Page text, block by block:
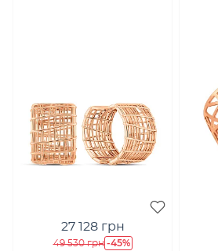
27 128 грн
49 530 грн -45%